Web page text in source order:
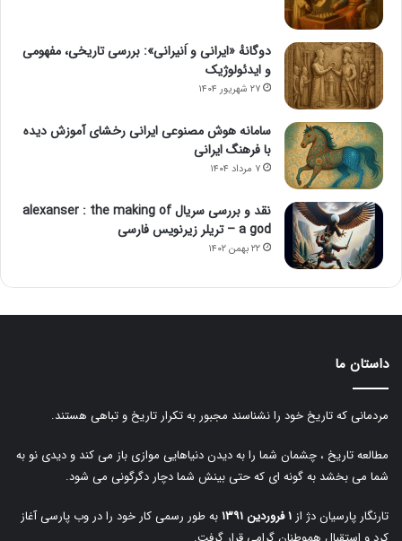
دوگانهٔ «ایرانی و اَنیرانی»: بررسی تاریخی، مفهومی
و ایدئولوژیک
۲۷ شهریور ۱۴۰۴
سامانه هوش مصنوعی ایرانی رخشای آموزش دیده
با فرهنگ ایرانی
۷ مرداد ۱۴۰۴
نقد و بررسی سریال alexanser : the making of
a god – تریلر زیرنویس فارسی
۲۲ بهمن ۱۴۰۲
داستان ما
مردمانی که تاریخ خود را نشناسند مجبور به تکرار تاریخ و تباهی هستند.
مطالعه تاریخ ، چشمان شما را به دیدن دنیاهایی موازی باز می کند و دیدی نو به
شما می بخشد به گونه ای که حتی بینش شما دچار دگرگونی می شود.
تارنگار پارسیان دژ از۱ فروردین ۱۳۹۱
به طور رسمی کار خود را در وب پارسی آغاز